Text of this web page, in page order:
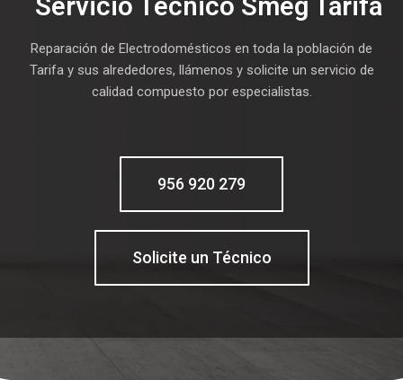
Servicio Técnico Smeg Tarifa
Reparación de Electrodomésticos en toda la población de
Tarifa y sus alrededores, llámenos y solicite un servicio de
calidad compuesto por especialistas.
956 920 279
Solicite un Técnico